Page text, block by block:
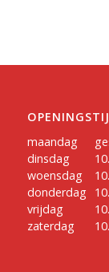
maandag
dinsdag
woensdag
donderdag
vrijdag
zaterdag